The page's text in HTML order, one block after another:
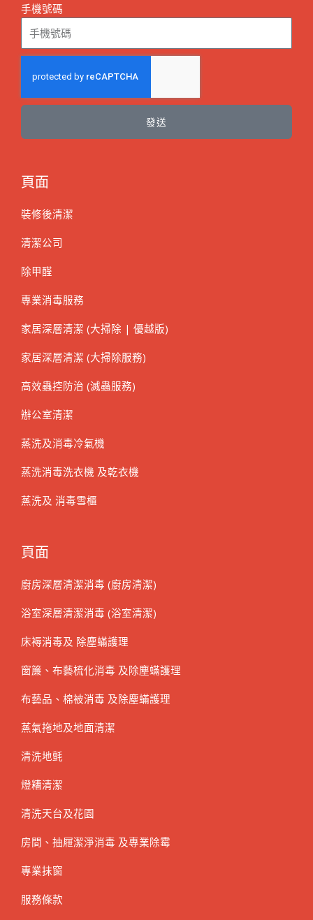
手機號碼
發送
頁面
裝修後清潔
清潔公司
除甲醛
專業消毒服務
家居深層清潔 (大掃除 | 優越版)
家居深層清潔 (大掃除服務)
高效蟲控防治 (滅蟲服務)
辦公室清潔
蒸洗及消毒冷氣機
蒸洗消毒洗衣機 及乾衣機
蒸洗及 消毒雪櫃
頁面
廚房深層清潔消毒 (廚房清潔)
浴室深層清潔消毒 (浴室清潔)
床褥消毒及 除塵蟎護理
窗簾、布藝梳化消毒 及除塵蟎護理
布藝品、棉被消毒 及除塵蟎護理
蒸氣拖地及地面清潔
清洗地氈
燈糟清潔
清洗天台及花園
房間、抽屜潔淨消毒 及專業除霉
專業抹窗
服務條款